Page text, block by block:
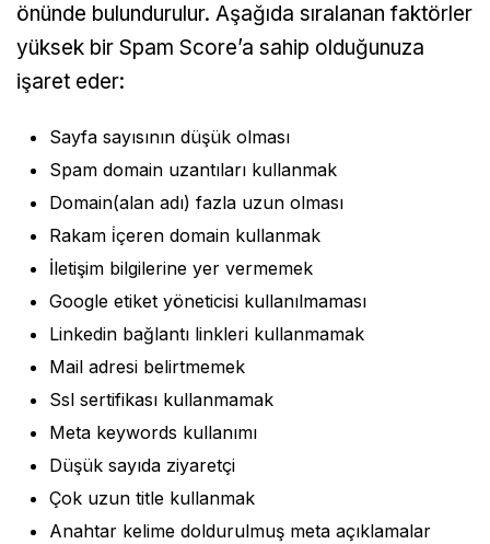
önünde bulundurulur. Aşağıda sıralanan faktörler
yüksek bir Spam Score’a sahip olduğunuza
işaret eder:
Sayfa sayısının düşük olması
Spam domain uzantıları kullanmak
Domain(alan adı) fazla uzun olması
Rakam i̇çeren domain kullanmak
İletişim bilgilerine yer vermemek
Google etiket yöneticisi kullanılmaması
Linkedin bağlantı linkleri kullanmamak
Mail adresi belirtmemek
Ssl sertifikası kullanmamak
Meta keywords kullanımı
Düşük sayıda ziyaretçi
Çok uzun title kullanmak
Anahtar kelime doldurulmuş meta açıklamalar